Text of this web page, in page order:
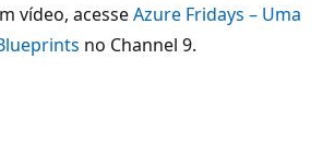
vídeo, acesseAzure Fridays – Uma
no Channel 9.